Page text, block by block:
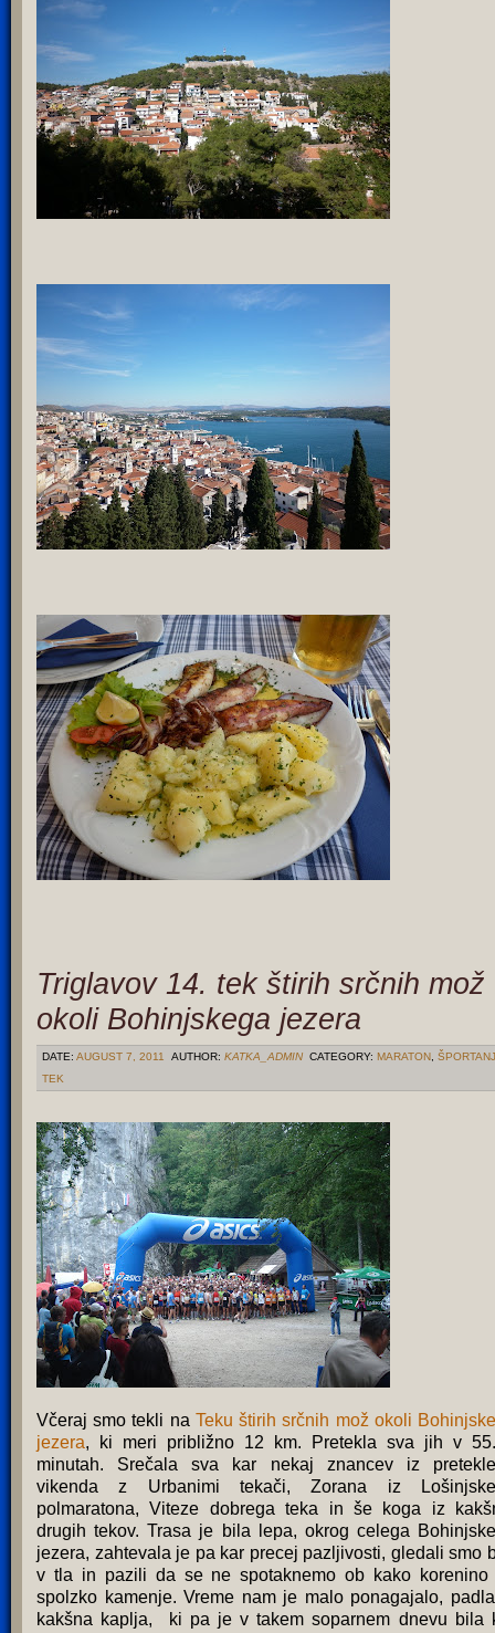
Triglavov 14. tek štirih srčnih mož
okoli Bohinjskega jezera
DATE: AUGUST 7, 2011 AUTHOR: KATKA_ADMIN CATEGORY: MARATON,
TEK
Včeraj smo tekli na Teku štirih srčnih mož okoli
jezera, ki meri približno 12 km. Pretekla sva jih v
minutah. Srečala sva kar nekaj znancev iz
vikenda z Urbanimi tekači, Zorana iz
polmaratona, Viteze dobrega teka in še koga iz
drugih tekov. Trasa je bila lepa, okrog celega
jezera, zahtevala je pa kar precej pazljivosti, gledali smo
v tla in pazili da se ne spotaknemo ob kako korenino
spolzko kamenje. Vreme nam je malo ponagajalo,
kakšna kaplja, ki pa je v takem soparnem dnevu bila